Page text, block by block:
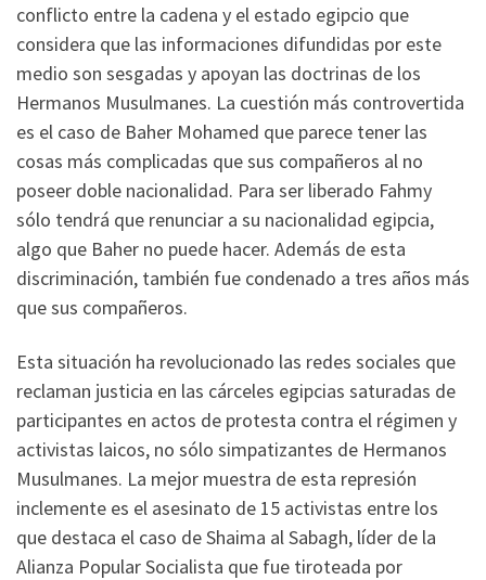
conflicto entre la cadena y el estado egipcio que
considera que las informaciones difundidas por este
medio son sesgadas y apoyan las doctrinas de los
Hermanos Musulmanes. La cuestión más controvertida
es el caso de Baher Mohamed que parece tener las
cosas más complicadas que sus compañeros al no
poseer doble nacionalidad. Para ser liberado Fahmy
sólo tendrá que renunciar a su nacionalidad egipcia,
algo que Baher no puede hacer. Además de esta
discriminación, también fue condenado a tres años más
que sus compañeros.
Esta situación ha revolucionado las redes sociales que
reclaman justicia en las cárceles egipcias saturadas de
participantes en actos de protesta contra el régimen y
activistas laicos, no sólo simpatizantes de Hermanos
Musulmanes. La mejor muestra de esta represión
inclemente es el asesinato de 15 activistas entre los
que destaca el caso de Shaima al Sabagh, líder de la
Alianza Popular Socialista que fue tiroteada por